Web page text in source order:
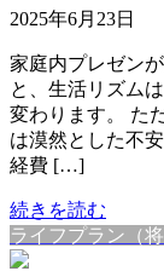
2025年6月23日
家庭内プレゼン
と、生活リズム
変わります。 た
は漠然とした不
経費 […]
続きを読む
ライフプラン（将